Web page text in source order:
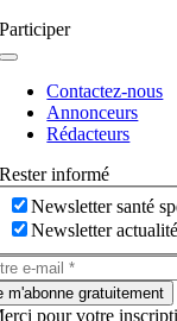
Participer
Navigation
basculeContactez-nous
Annonceurs
Rédacteurs
Rester informé
Newsletter santé
Newsletter
m'abonne gratuitement
pour votre